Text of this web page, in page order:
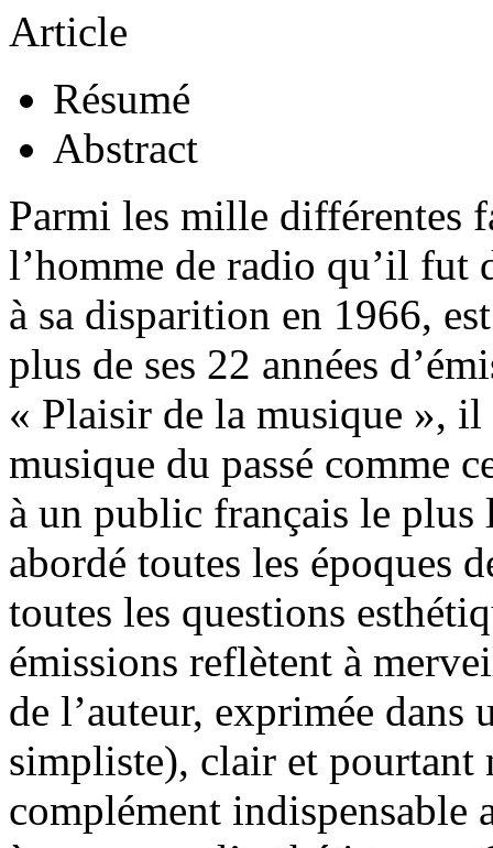
Article
Résumé
Abstract
Parmi les mille différentes
l’homme de radio qu’il fut
à sa disparition en 1966,
plus de ses 22 années
« Plaisir de la musique », il
musique du passé comme
à un public français le plus
abordé toutes les époques
toutes les questions
émissions reflètent à
de l’auteur, exprimée
simpliste), clair et pourtant
complément indispensable